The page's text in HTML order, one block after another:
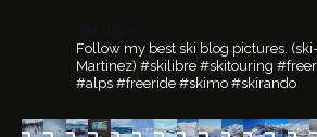
Follow my best ski blog pictures.
Martinez) #skilibre #skitouring
#alps #freeride #skimo #skirando